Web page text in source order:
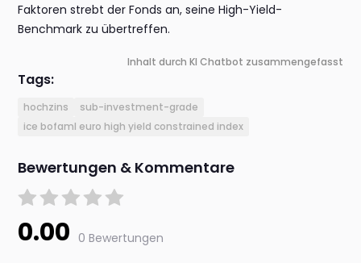
Faktoren strebt der Fonds an, seine High-Yield-
Benchmark zu übertreffen.
Inhalt durch KI Chatbot zusammengefasst
Tags:
hochzins
sub-investment-grade
ice bofaml euro high yield constrained index
Bewertungen & Kommentare
0.00 0 Bewertungen